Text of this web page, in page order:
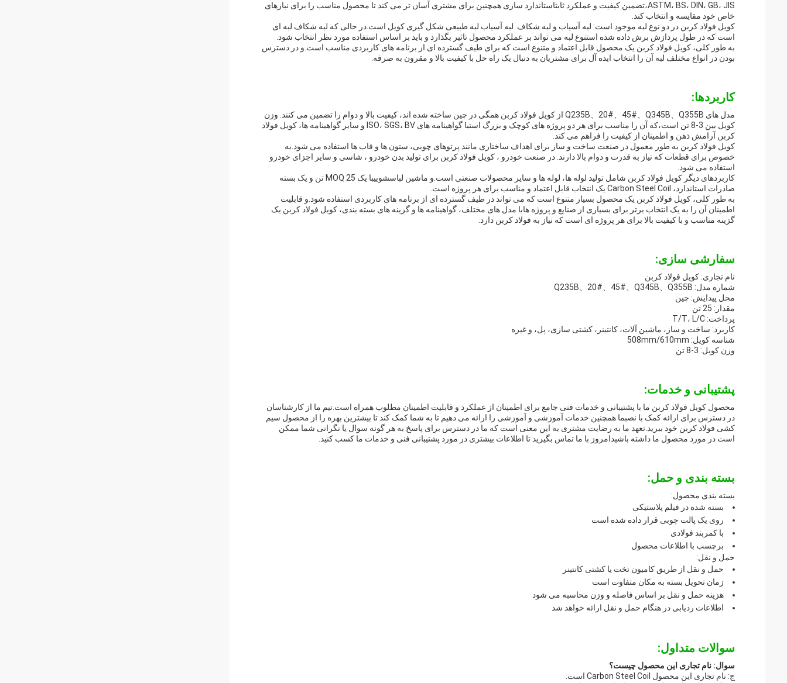
ASTM، BS، DIN، GB، JIS،تضمین کیفیت و عملکرد ثابتاستاندارد سازی همچنین برای مشتری آسان تر می کند تا محصول مناسب را برای نیازهای
خاص خود مقایسه و انتخاب کند.
کویل فولاد کربن در دو نوع لبه موجود است: لبه آسیاب و لبه شکاف. لبه آسیاب لبه طبیعی شکل گیری کویل است.در حالی که لبه شکاف لبه ای
است که در طول پردازش برش داده شده استنوع لبه می تواند بر عملکرد محصول تاثیر بگذارد و باید بر اساس استفاده مورد نظر انتخاب شود.
به طور کلی، کویل فولاد کربن یک محصول قابل اعتماد و متنوع است که برای طیف گسترده ای از برنامه های کاربردی مناسب است.و در دسترس
بودن در انواع مختلف لبه آن را انتخاب ایده آل برای مشتریان به دنبال یک راه حل با کیفیت بالا و مقرون به صرفه.
کاربردها:
مدل های Q235B、20#、45#、Q345B、Q355B از کویل فولاد کربن همگی در چین ساخته شده اند، کیفیت بالا و دوام را تضمین می کنند. وزن
کویل بین 3-8 تن است،که آن را مناسب برای هر دو پروژه های کوچک و بزرگ استبا گواهینامه های ISO، SGS، BV و سایر گواهینامه ها، کویل فولاد
کربن آرامش ذهن و اطمینان از کیفیت را فراهم می کند.
کویل فولاد کربن به طور معمول در صنعت ساخت و ساز برای اهداف ساختاری مانند پرتوهای چوبی، ستون ها و قاب ها استفاده می شود.به
خصوص برای قطعات که نیاز به قدرت و دوام بالا دارند. در صنعت خودرو ، کویل فولاد کربن برای تولید بدن خودرو ، شاسی و سایر اجزای خودرو
استفاده می شود.
کاربردهای دیگر کویل فولاد کربن شامل تولید لوله ها، لوله ها و سایر محصولات صنعتی است.و ماشین لباسشوییبا یک MOQ 25 تن و یک بسته
صادرات استاندارد، Carbon Steel Coil یک انتخاب قابل اعتماد و مناسب برای هر پروژه است.
به طور کلی، کویل فولاد کربن یک محصول بسیار متنوع است که می تواند در طیف گسترده ای از برنامه های کاربردی استفاده شود.و قابلیت
اطمینان آن را به یک انتخاب برتر برای بسیاری از صنایع و پروژه هابا مدل های مختلف، گواهینامه ها و گزینه های بسته بندی، کویل فولاد کربن یک
گزینه مناسب و با کیفیت بالا برای هر پروژه ای است که نیاز به فولاد کربن دارد.
سفارشی سازی:
نام تجاری: کویل فولاد کربن
شماره مدل: Q235B、20#、45#、Q345B、Q355B
محل پیدایش: چین
مقدار: 25 تن
پرداخت: T/T، L/C
کاربرد: ساخت و ساز، ماشین آلات، کانتینر، کشتی سازی، پل، و غیره
شناسه کویل: 508mm/610mm
وزن کویل: 3-8 تن
پشتیبانی و خدمات:
محصول کویل فولاد کربن ما با پشتیبانی و خدمات فنی جامع برای اطمینان از عملکرد و قابلیت اطمینان مطلوب همراه است.تیم ما از کارشناسان
در دسترس برای ارائه کمک با نصبما همچنین خدمات آموزشی و آموزشی را ارائه می دهیم تا به شما کمک کند تا بیشترین بهره را از محصول سیم
کشی فولاد کربن خود ببرید.تعهد ما به رضایت مشتری به این معنی است که ما در دسترس برای پاسخ به هر گونه سوال یا نگرانی شما ممکن
است در مورد محصول ما داشته باشیدامروز با ما تماس بگیرید تا اطلاعات بیشتری در مورد پشتیبانی فنی و خدمات ما کسب کنید.
بسته بندی و حمل:
بسته بندی محصول:
بسته شده در فیلم پلاستیکی
روی یک پالت چوبی قرار داده شده است
با کمربند فولادی
برچسب با اطلاعات محصول
حمل و نقل:
حمل و نقل از طریق کامیون تخت یا کشتی کانتینر
زمان تحویل بسته به مکان متفاوت است
هزینه حمل و نقل بر اساس فاصله و وزن محاسبه می شود
اطلاعات ردیابی در هنگام حمل و نقل ارائه خواهد شد
سوالات متداول:
سوال: نام تجاری این محصول چیست؟
ج: نام تجاری این محصول Carbon Steel Coil است.